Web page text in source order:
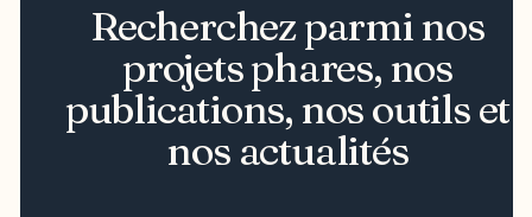
Recherchez parmi nos
projets phares, nos
publications, nos outils et
nos actualités